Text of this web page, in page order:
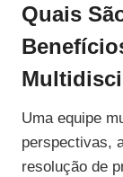
Quais
Uma equipe
perspectivas,
resolução de